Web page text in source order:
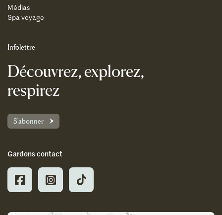
Infolettre
Découvrez, explorez,
respirez
S'abonner
Gardons contact
Médias
Spa voyage